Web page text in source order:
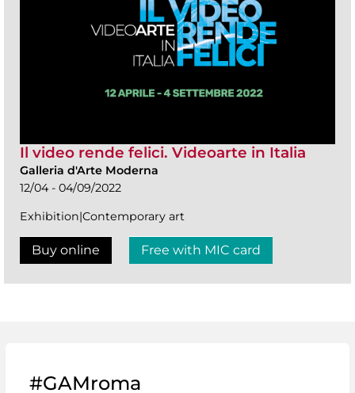
Il video rende felici. Videoarte in Italia
Galleria d'Arte Moderna
12/04 - 04/09/2022
Exhibition|Contemporary art
Buy online Free with MIC card
#GAMroma